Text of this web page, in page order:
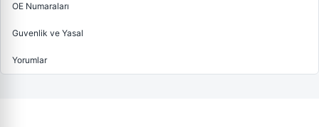
OE Numaraları
Guvenlik ve Yasal
Yorumlar